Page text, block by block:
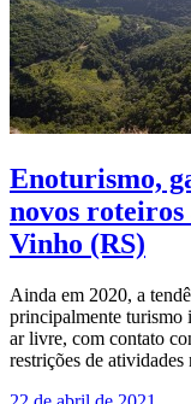
Enoturismo,
novos
Vinho (RS)
Ainda em 2020, a
principalmente turismo
ar livre, com contato
restrições de